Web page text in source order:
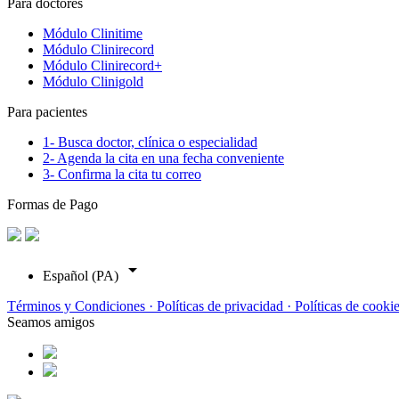
Para doctores
Módulo Clinitime
Módulo Clinirecord
Módulo Clinirecord+
Módulo Clinigold
Para pacientes
1- Busca doctor, clínica o especialidad
2- Agenda la cita en una fecha conveniente
3- Confirma la cita tu correo
Formas de Pago
Español (PA) arrow_drop_down
Términos y Condiciones · Políticas de privacidad · Políticas de
Seamos amigos